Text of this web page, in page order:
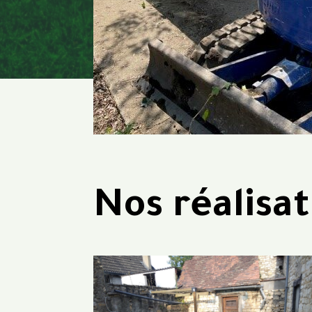
Nos